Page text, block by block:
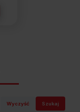
Wyczyść Szukaj